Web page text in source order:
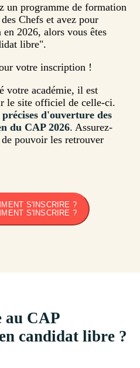
un programme de formation
Chefs et avez pour
2026, alors vous êtes
libre".
votre inscription !
votre académie, il est
le site officiel de celle-ci.
précises d'ouverture des
du CAP 2026. Assurez-
pouvoir les retrouver
S'INSCRIRE ?
S'INSCRIRE ?
au CAP
candidat libre ?